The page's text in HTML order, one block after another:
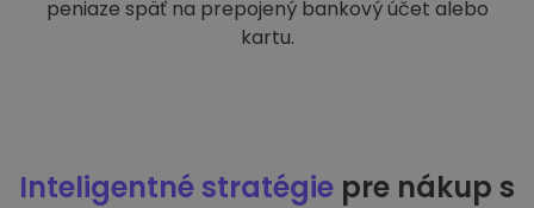
peniaze späť na prepojený bankový účet alebo
kartu.
Inteligentné stratégie pre nákup s